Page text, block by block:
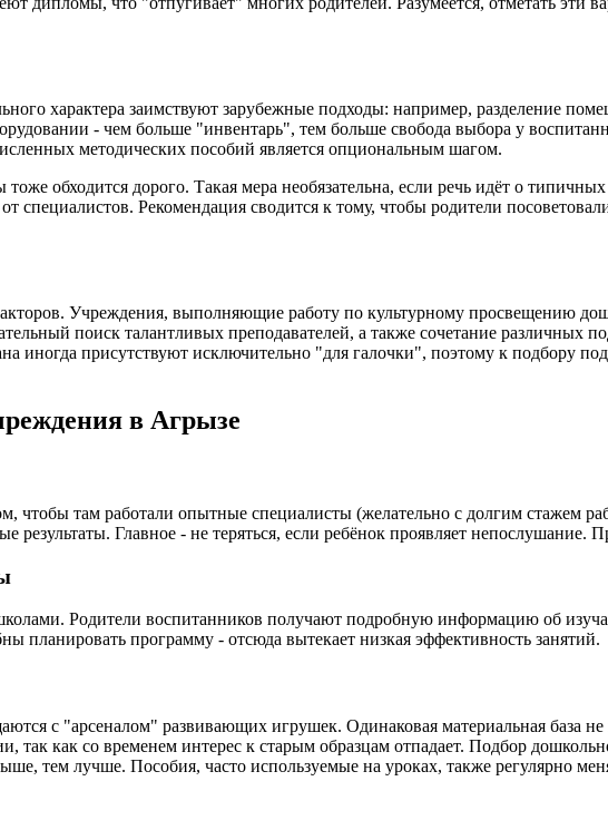
характера заимствуют зарубежные подходы: например, разделение
- чем больше "инвентарь", тем больше свобода выбора у
методических пособий является опциональным шагом.
обходится дорого. Такая мера необязательна, если речь идёт о
специалистов. Рекомендация сводится к тому, чтобы родители
Учреждения, выполняющие работу по культурному просвещению
поиск талантливых преподавателей, а также сочетание различных
иногда присутствуют исключительно "для галочки", поэтому к подбору
в Агрызе
чтобы там работали опытные специалисты (желательно с долгим стажем
результаты. Главное - не теряться, если ребёнок проявляет непослушание.
Родители воспитанников получают подробную информацию об
планировать программу - отсюда вытекает низкая эффективность занятий.
с "арсеналом" развивающих игрушек. Одинаковая материальная база
так как со временем интерес к старым образцам отпадает. Подбор
тем лучше. Пособия, часто используемые на уроках, также регулярно